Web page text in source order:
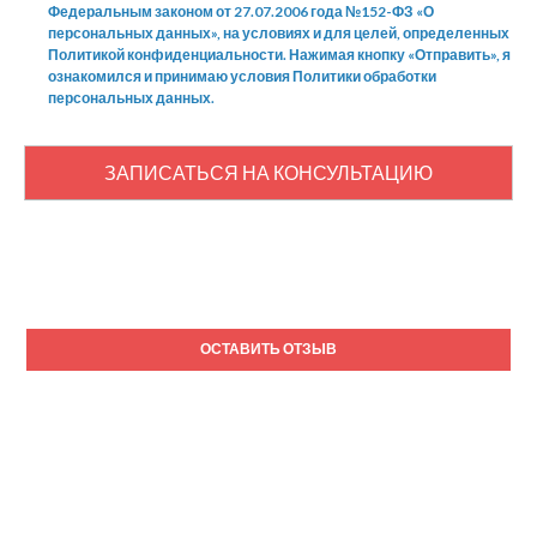
Федеральным законом от 27.07.2006 года №152-ФЗ «О
персональных данных», на условиях и для целей, определенных
Политикой конфиденциальности. Нажимая кнопку «Отправить», я
ознакомился и принимаю условия Политики обработки
персональных данных.
ЗАПИСАТЬСЯ НА КОНСУЛЬТАЦИЮ
ОСТАВИТЬ ОТЗЫВ